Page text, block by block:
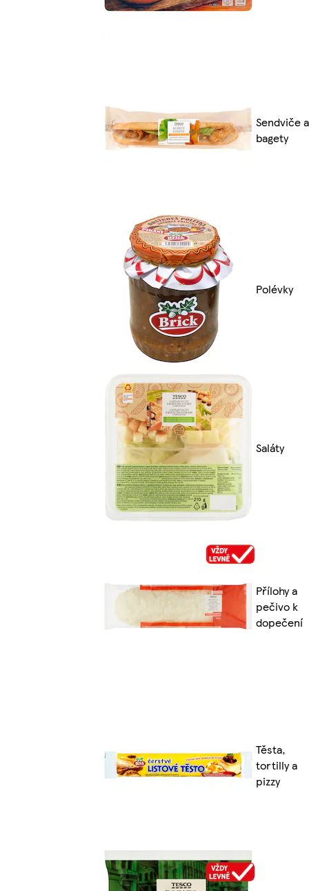
Sendviče a
bagety
Polévky
Saláty
Přílohy a
pečivo k
dopečení
Těsta,
tortilly a
pizzy